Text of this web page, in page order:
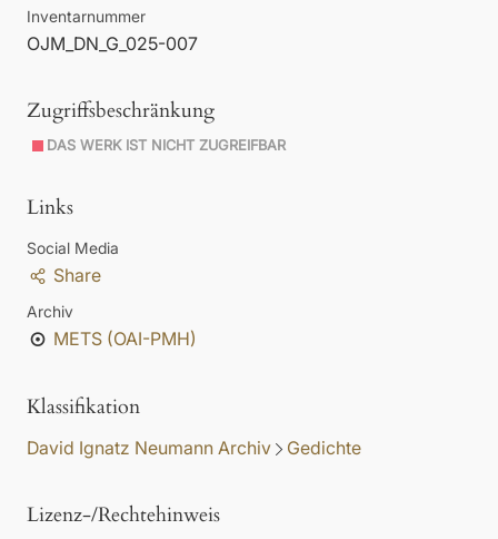
Inventarnummer
OJM_DN_G_025-007
Zugriffsbeschränkung
DAS WERK IST NICHT ZUGREIFBAR
Links
Social Media
Share
Archiv
METS (OAI-PMH)
Klassifikation
David Ignatz Neumann Archiv Gedichte
Lizenz-/Rechtehinweis